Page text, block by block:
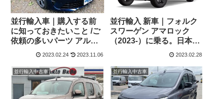
並行輸入車｜購入する前
に知っておきたいこと /ご
依頼の多いパーツ アルピ
ーヌ A110欧州の純正部品
グパーツも何とかなる！
2023.02.24 2023.11.06
並行輸入 新車｜フォルク
スワーゲン アマロック
（2023-）に乗る。日本未
導入ピックアップトラッ
格の情報。
2023.02.28
並行輸入中古車 並行輸入中古車